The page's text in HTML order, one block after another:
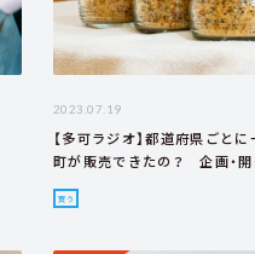
2023.07.19
【多可ラジオ】都道府県ごと
町が販売できたの？ 企画・
買う